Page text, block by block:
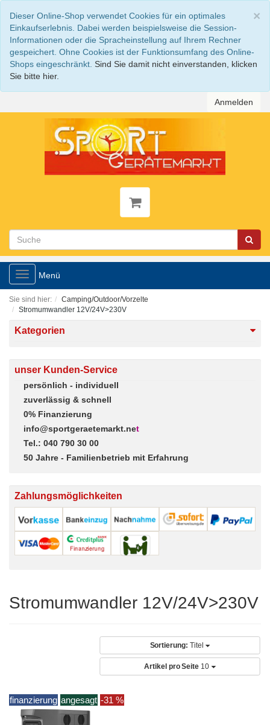
×
Dieser Online-Shop verwendet Cookies für ein optimales
Einkaufserlebnis. Dabei werden beispielsweise die Session-
Informationen oder die Spracheinstellung auf Ihrem Rechner
gespeichert. Ohne Cookies ist der Funktionsumfang des Online-
Shops eingeschränkt. Sind Sie damit nicht einverstanden, klicken
Sie bitte hier.
Anmelden
Toggle
navigation
Menü
Sie sind hier:
Camping/Outdoor/Vorzelte
Stromumwandler 12V/24V>230V
Kategorien
unser Kunden-Service
persönlich - individuell
zuverlässig & schnell
0% Finanzierung
info@sportgeraetemarkt.net
Tel.: 040 790 30 00
50 Jahre - Familienbetrieb mit Erfahrung
Zahlungsmöglichkeiten
Stromumwandler 12V/24V>230V
Sortierung: Titel
Artikel pro Seite 10
finanzierung angesagt -31 %